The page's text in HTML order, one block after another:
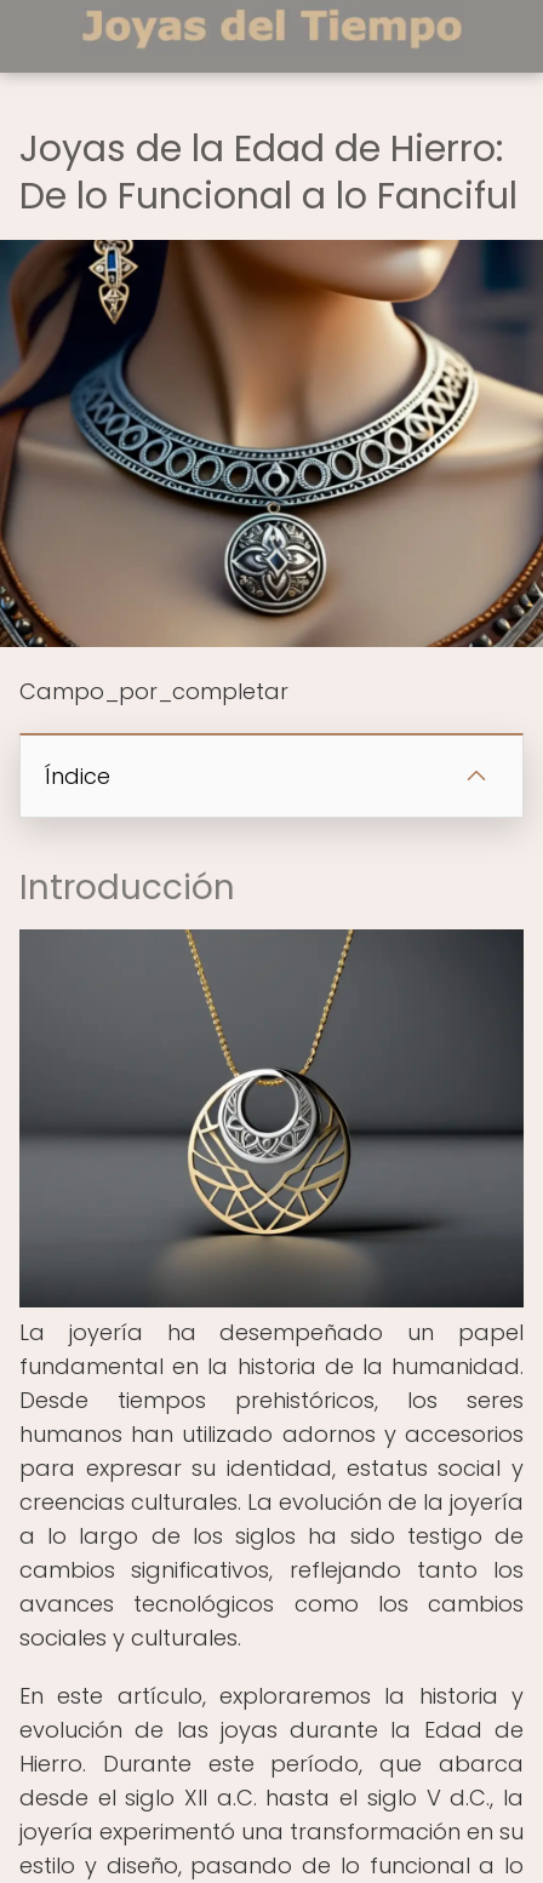
Joyas de la Edad de Hierro:
De lo Funcional a lo Fanciful
Campo_por_completar
Índice
Introducción
La joyería ha desempeñado un papel
fundamental en la historia de la humanidad.
Desde tiempos prehistóricos, los seres
humanos han utilizado adornos y accesorios
para expresar su identidad, estatus social y
creencias culturales. La evolución de la joyería
a lo largo de los siglos ha sido testigo de
cambios significativos, reflejando tanto los
avances tecnológicos como los cambios
sociales y culturales.
En este artículo, exploraremos la historia y
evolución de las joyas durante la Edad de
Hierro. Durante este período, que abarca
desde el siglo XII a.C. hasta el siglo V d.C., la
joyería experimentó una transformación en su
estilo y diseño, pasando de lo funcional a lo